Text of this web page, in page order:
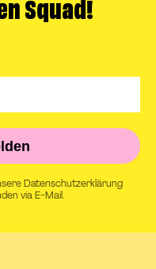
Squad!
Datenschutzerklärung
via E-Mail.